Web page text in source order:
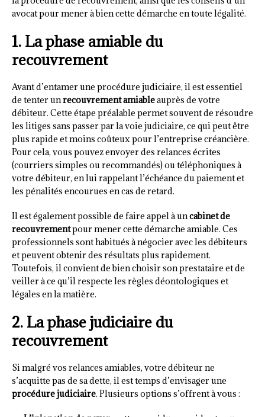
avocat pour mener à bien cette démarche en toute légalité.
1. La phase amiable du
recouvrement
Avant d’entamer une procédure judiciaire, il est essentiel
de tenter unrecouvrement amiableauprès de votre
débiteur. Cette étape préalable permet souvent de résoudre
les litiges sans passer par la voie judiciaire, ce qui peut être
plus rapide et moins coûteux pour l’entreprise créancière.
Pour cela, vous pouvez envoyer des relances écrites
(courriers simples ou recommandés) ou téléphoniques à
votre débiteur, en lui rappelant l’échéance du paiement et
les pénalités encourues en cas de retard.
Il est également possible de faire appel à uncabinet de
recouvrementpour mener cette démarche amiable. Ces
professionnels sont habitués à négocier avec les débiteurs
et peuvent obtenir des résultats plus rapidement.
Toutefois, il convient de bien choisir son prestataire et de
veiller à ce qu’il respecte les règles déontologiques et
légales en la matière.
2. La phase judiciaire du
recouvrement
Si malgré vos relances amiables, votre débiteur ne
s’acquitte pas de sa dette, il est temps d’envisager une
procédure judiciaire. Plusieurs options s’offrent à vous :